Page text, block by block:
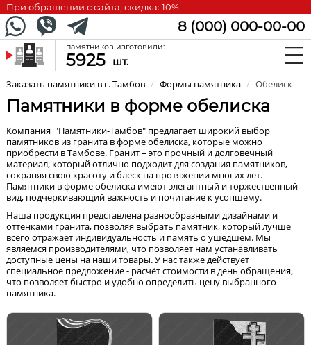
При обращении с сайта, скидка: 10%
8 (000) 000-00-00
памятников изготовили:
5925 шт.
Заказать памятники в г. Тамбов / Формы памятника / Обелиск
Памятники в форме обелиска
Компания "Памятники-Тамбов" предлагает широкий выбор
памятников из гранита в форме обелиска, которые можно
приобрести в Тамбове. Гранит – это прочный и долговечный
материал, который отлично подходит для создания памятников,
сохраняя свою красоту и блеск на протяжении многих лет.
Памятники в форме обелиска имеют элегантный и торжественный
вид, подчеркивающий важность и почитание к усопшему.
Наша продукция представлена разнообразными дизайнами и
оттенками гранита, позволяя выбрать памятник, который лучше
всего отражает индивидуальность и память о ушедшем. Мы
являемся производителями, что позволяет нам устанавливать
доступные цены на наши товары. У нас также действует
специальное предложение - расчёт стоимости в день обращения,
что позволяет быстро и удобно определить цену выбранного
памятника.